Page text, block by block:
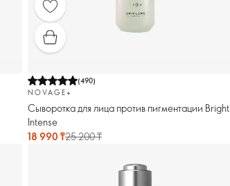
(490)
NOVAGE+
Сыворотка для лица против пигментации Bright
Intense
18 990 ₸25 200 ₸